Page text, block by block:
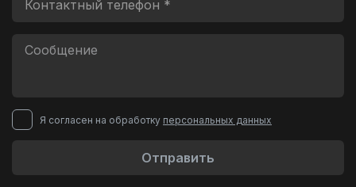
Я согласен на обработку персональных данных
Отправить